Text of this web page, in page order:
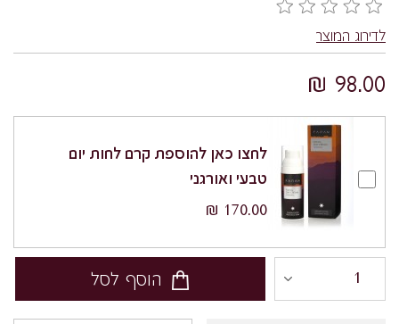
לדירוג המוצר
98.00 ₪
לחצו כאן להוספת קרם לחות יום
טבעי ואורגני
170.00 ₪
הוסף לסל